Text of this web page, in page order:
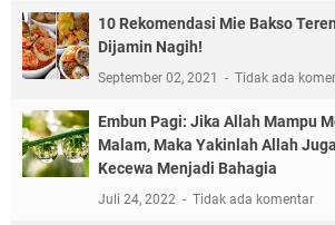
10 Rekomendasi Mie Bakso
Dijamin Nagih!
September 02, 2021 Tidak ada
Embun Pagi: Jika Allah Mampu
Malam, Maka Yakinlah Allah
Kecewa Menjadi Bahagia
Juli 24, 2022 Tidak ada komentar